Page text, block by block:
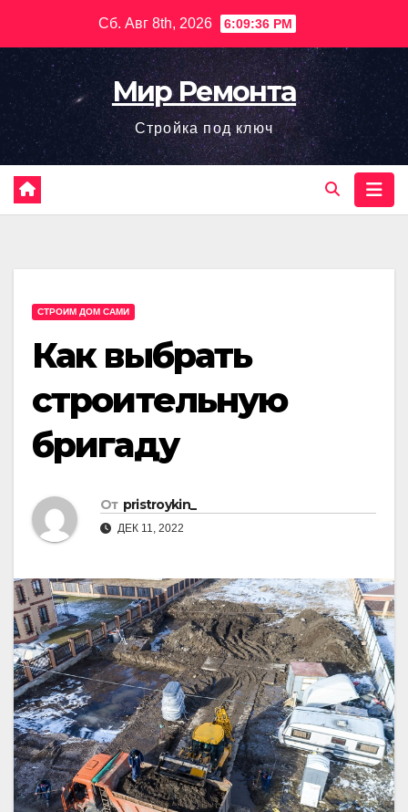
содержимому
Сб. Авг 8th, 2026 6:09:37 PM
Мир Ремонта
Стройка под ключ
СТРОИМ ДОМ САМИ
Как выбрать
строительную
бригаду
От pristroykin_
ДЕК 11, 2022